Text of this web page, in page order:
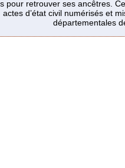
pour retrouver ses ancêtres.
actes d’état civil numérisés et
départementales